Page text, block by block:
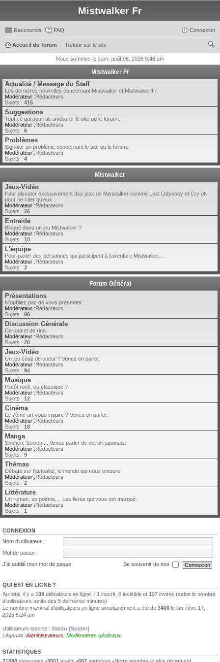
Mistwalker Fr
Raccourcis FAQ Connexion
Retour sur le site
Accueil du forum
ch
Nous sommes le sam. août 08, 2026 9:48 am
Mistwalker Fr
Actualité / Message du Staff
Les dernières nouvelles concernant Mistwalker et Mistwalker Fr.
Modérateur :Rédacteurs
Sujets : 415
Suggestions
Tout ce qui pourrait améliorer le site ou le forum...
Modérateur :Rédacteurs
Sujets : 6
Problèmes
Signaler un problème concernant le site ou le forum.
Modérateur :Rédacteurs
Sujets : 4
Mistwalker
Jeux-Vidéo
Pour discuter exclusivement des jeux de Mistwalker comme Lost Odyssey et Cry oN
pour ne citer qu'eux...
Modérateur :Rédacteurs
Sujets : 26
Entraide
Bloqué dans un jeu Mistwalker ?
Modérateur :Rédacteurs
Sujets : 10
L'équipe
Pour parler des personnes qui participent à l'aventure Mistwalker...
Modérateur :Rédacteurs
Sujets : 2
Forum Général
Présentations
N'oubliez pas de vous présenter.
Modérateur :Rédacteurs
Sujets : 96
Discussion Générale
De tout et de rien.
Modérateur :Rédacteurs
Sujets : 20
Jeux-Vidéo
Un jeu coup de coeur ? Venez en parler.
Modérateur :Rédacteurs
Sujets : 94
Musique
Plutôt rock, ou classique ?
Modérateur :Rédacteurs
Sujets : 12
Cinéma
Le 7ème art vous inspire ? Venez en parler.
Modérateur :Rédacteurs
Sujets : 18
Manga
Shonen, Seinen,... Venez parler de cet art japonais.
Modérateur :Rédacteurs
Sujets : 9
Thémas
Débats sur l'actualité, le monde qui nous entoure.
Modérateur :Rédacteurs
Sujets : 2
Littérature
Un roman, un poème,... Les livres qui vous ont marqué.
Modérateur :Rédacteurs
Sujets : 1
CONNEXION
Nom d’utilisateur :
Mot de passe :
J’ai oublié mon mot de passe
Se souvenir de moi
QUI EST EN LIGNE ?
Au total, il y a 108 utilisateurs en ligne :: 1 inscrit, 0 invisible et 107 invités (selon le nombre
d’utilisateurs actifs des 5 dernières minutes)
Le nombre maximal d’utilisateurs en ligne simultanément a été de 3400 le lun. févr. 17,
2025 5:24 am
Utilisateurs inscrits : Baidu [Spider]
Légende :Administrateurs Modérateurs généraux
STATISTIQUES